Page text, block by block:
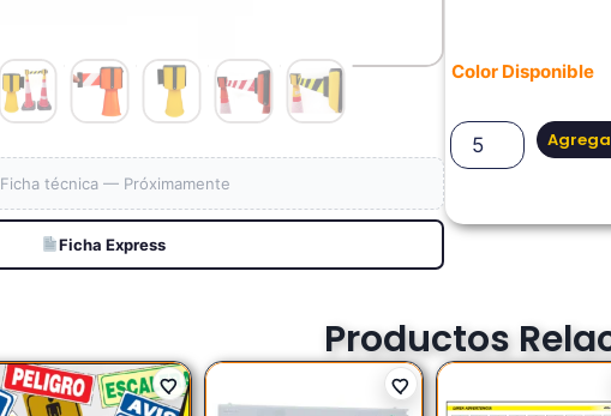
Color Disponible
Ficha técnica — Próximamente
Ficha Express
Productos